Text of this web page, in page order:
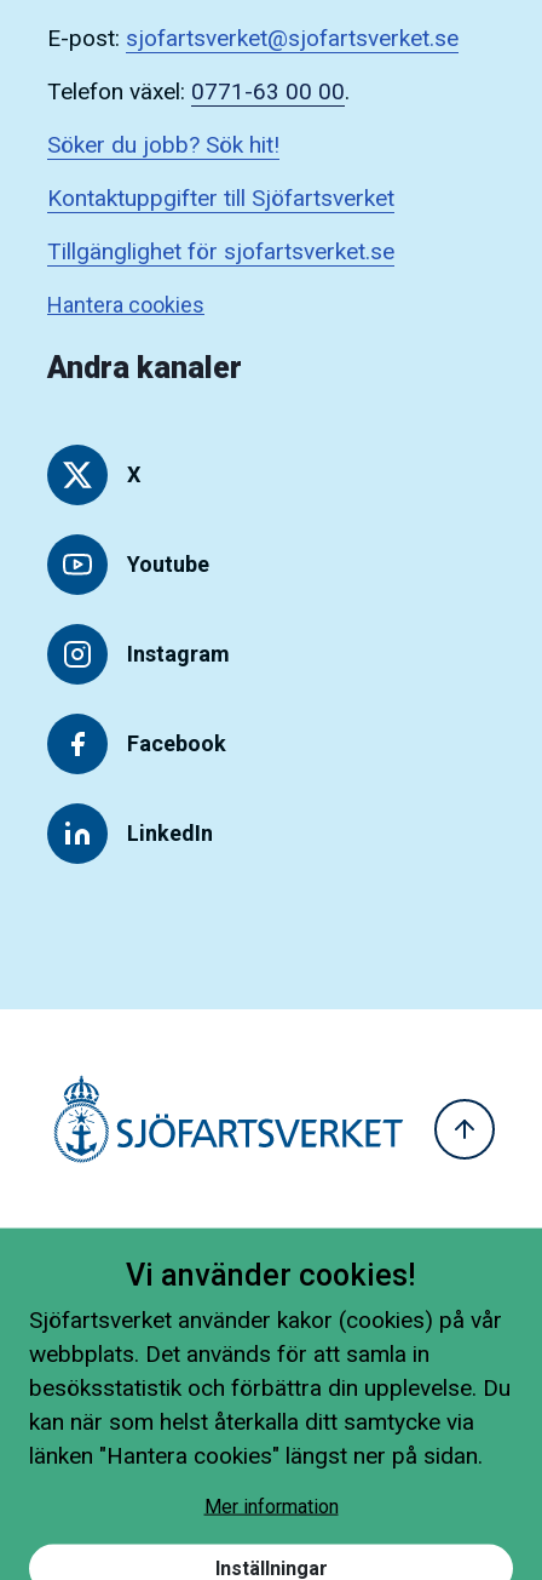
E-post: sjofartsverket@sjofartsverket.se
Telefon växel: 0771-63 00 00.
Söker du jobb? Sök hit!
Kontaktuppgifter till Sjöfartsverket
Tillgänglighet för sjofartsverket.se
Hantera cookies
Andra kanaler
X
Youtube
Instagram
Facebook
LinkedIn
Vi använder cookies!
Sjöfartsverket använder kakor (cookies) på vår
webbplats. Det används för att samla in
besöksstatistik och förbättra din upplevelse. Du
kan när som helst återkalla ditt samtycke via
länken "Hantera cookies" längst ner på sidan.
Mer information
Inställningar